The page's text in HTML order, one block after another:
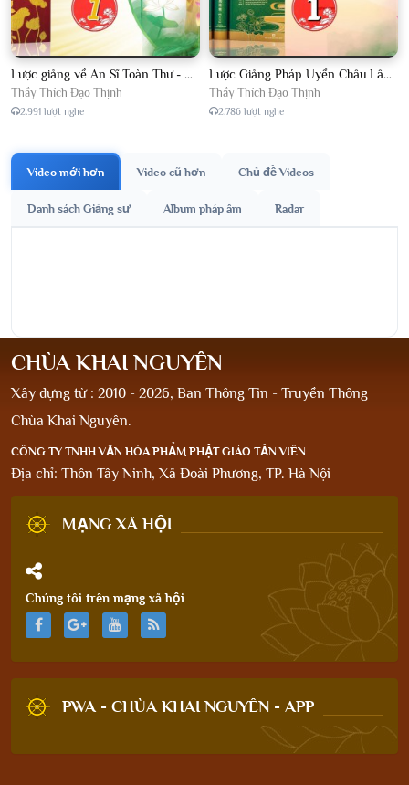
Lược giảng về An Sĩ Toàn Thư - Chủ giảng Đại Đức Thích Đạo Thịnh
Thầy Thích Đạo Thịnh
2.991 lượt nghe
Lược Giảng Pháp Uyển Châu Lâm, Chủ giảng Đại Đức Thích Đạo Thịnh
Thầy Thích Đạo Thịnh
2.786 lượt nghe
Video mới hơn Video cũ hơn Chủ đề Videos
Danh sách Giảng sư Album pháp âm Radar
CHÙA KHAI NGUYÊN
Xây dựng từ : 2010 - 2026, Ban Thông Tin - Truyền Thông
Chùa Khai Nguyên.
CÔNG TY TNHH VĂN HÓA PHẨM PHẬT GIÁO TẢN VIÊN
Địa chỉ: Thôn Tây Ninh, Xã Đoài Phương, TP. Hà Nội
MẠNG XÃ HỘI
Chúng tôi trên mạng xã hội
PWA - CHÙA KHAI NGUYÊN - APP